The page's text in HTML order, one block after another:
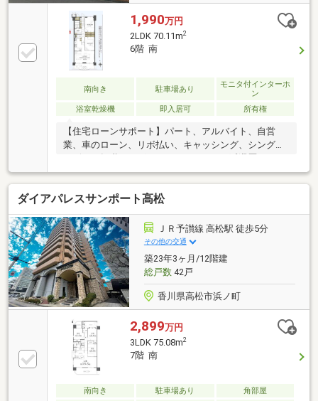
1,990万円
2LDK 70.11m2
6階 南
南向き 駐車場あり
モニタ付インターホ
ン
浴室乾燥機
即入居可 所有権
【住宅ローンサポート】パート、アルバイト、自営
業、車のローン、リボ払い、キャッシング、シングル
など住宅ローン審査が不安、「自分は無理かも…」と
いう方ほどご相談ください！▼審査通過例・年収300
万＋車ローン／勤続1年→通過・年収260万／シングル
／カード残債→通過・転職4ヶ月／頭金0→通過・自営
業2年目→補足資料＆補足説明で通過・パート3年目/年
収180万円→承無理な営業はいたしません。通る方法
を一緒に探します。087-810-3147／【見学予約】から
も受付中
ダイアパレスサンポート高松
ＪＲ予讃線 高松駅 徒歩5分
その他の交通
築23年3ヶ月/12階建
総戸数42戸
香川県高松市浜ノ町
2,899万円
3LDK 75.08m2
7階 南
南向き 駐車場あり
角部屋